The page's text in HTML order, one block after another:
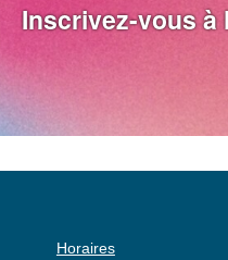
Inscrivez-vous à
Horaires